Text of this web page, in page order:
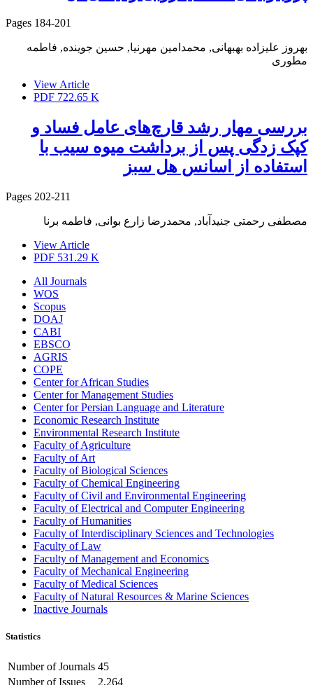
Pages 184-201
بهروز علیزاده بهبهانی, محمدامین مهرنیا, حسین جوینده, فاطمه
مطوری
View Article
PDF 722.65 K
بررسی مهار رشد قارچ‌های عامل فساد و
کپک زدگی پس از برداشت میوه سیب با
استفاده از اسانس هل سبز
Pages 202-211
مصطفی رحمتی جنیدآباد, محمدرضا زارع بوانی, فاطمه برنا
View Article
PDF 531.29 K
All Journals
WOS
Scopus
DOAJ
CABI
EBSCO
AGRIS
COPE
Center for African Studies
Center for Management Studies
Center for Persian Language and Literature
Economic Research Institute
Environmental Research Institute
Faculty of Agriculture
Faculty of Art
Faculty of Biological Sciences
Faculty of Chemical Engineering
Faculty of Civil and Environmental Engineering
Faculty of Electrical and Computer Engineering
Faculty of Humanities
Faculty of Interdisciplinary Sciences and Technologies
Faculty of Law
Faculty of Management and Economics
Faculty of Mechanical Engineering
Faculty of Medical Sciences
Faculty of Natural Resources & Marine Sciences
Inactive Journals
Statistics
Number of Journals 45
Number of Issues
2,264